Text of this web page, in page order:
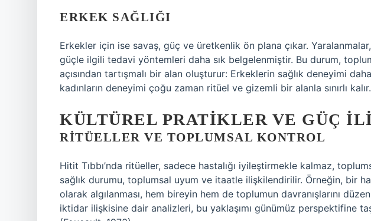
ERKEK SAĞLIĞI
Erkekler için ise savaş, güç ve üretkenlik ön plana çıkar.
güçle ilgili tedavi yöntemleri daha sık belgelenmiştir. Bu durum,
açısından tartışmalı bir alan oluşturur: Erkeklerin sağlık deneyimi
kadınların deneyimi çoğu zaman ritüel ve gizemli bir alanla sınırlı kalır.
KÜLTÜREL PRATIKLER VE GÜÇ
RITÜELLER VE TOPLUMSAL KONTROL
Hitit Tıbbı’nda ritüeller, sadece hastalığı iyileştirmekle kalmaz,
sağlık durumu, toplumsal uyum ve itaatle ilişkilendirilir. Örneğin, bir
olarak algılanması, hem bireyin hem de toplumun davranışlarını
iktidar ilişkisine dair analizleri, bu yaklaşımı günümüz perspektifine